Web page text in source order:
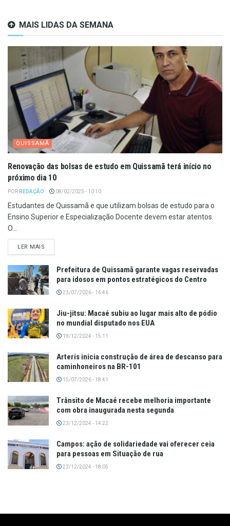
MAIS LIDAS DA SEMANA
QUISSAMÃ
Renovação das bolsas de estudo em Quissamã terá início no
próximo dia 10
POR REDAÇÃO 08/02/2025 - 10:10
Estudantes de Quissamã e que utilizam bolsas de estudo para o
Ensino Superior e Especialização Docente devem estar atentos.
O...
LER MAIS
Prefeitura de Quissamã garante vagas reservadas
para idosos em pontos estratégicos do Centro
23/07/2026 - 16:46
Jiu-jitsu: Macaé subiu ao lugar mais alto de pódio
no mundial disputado nos EUA
19/12/2024 - 15:11
Arteris inicia construção de área de descanso para
caminhoneiros na BR-101
15/07/2026 - 18:41
Trânsito de Macaé recebe melhoria importante
com obra inaugurada nesta segunda
23/12/2024 - 14:22
Campos: ação de solidariedade vai oferecer ceia
para pessoas em Situação de rua
23/12/2024 - 18:05